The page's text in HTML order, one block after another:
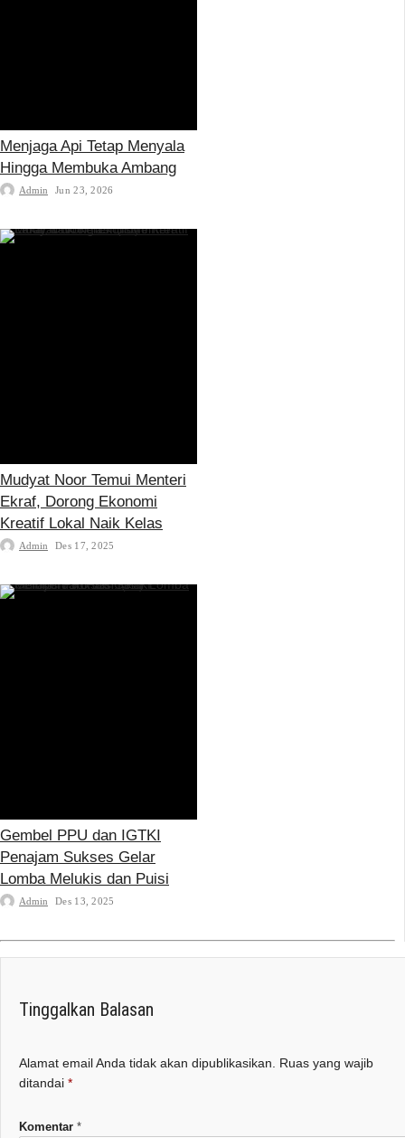
Menjaga Api Tetap Menyala
Hingga Membuka Ambang
Admin Jun 23, 2026
Mudyat Noor Temui Menteri
Ekraf, Dorong Ekonomi
Kreatif Lokal Naik Kelas
Admin Des 17, 2025
Gembel PPU dan IGTKI
Penajam Sukses Gelar
Lomba Melukis dan Puisi
Admin Des 13, 2025
Tinggalkan Balasan
Alamat email Anda tidak akan dipublikasikan.
Ruas yang wajib
ditandai *
Komentar *